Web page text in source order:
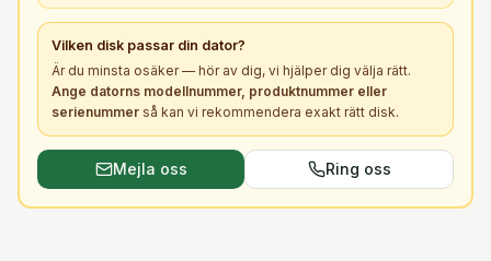
Vilken disk passar din dator?
Är du minsta osäker — hör av dig, vi hjälper dig välja rätt.
Ange datorns modellnummer, produktnummer eller
serienummer så kan vi rekommendera exakt rätt disk.
Mejla oss Ring oss